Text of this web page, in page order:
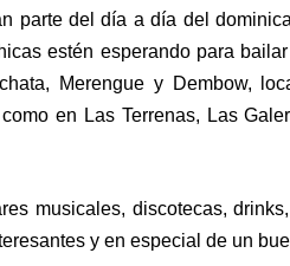
parte del día a día del
estén esperando para
Merengue y Dembow,
en Las Terrenas, Las
musicales, discotecas,
y en especial de un